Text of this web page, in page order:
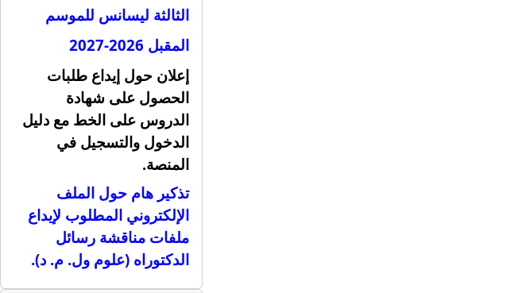
الثالثة ليسانس للموسم
المقبل 2026-2027
إعلان حول إيداع طلبات
الحصول على شهادة
الدروس على الخط مع دليل
الدخول والتسجيل في
المنصة.
تذكير هام حول الملف
الإلكتروني المطلوب لإيداع
ملفات مناقشة رسائل
الدكتوراه (علوم ول. م. د).